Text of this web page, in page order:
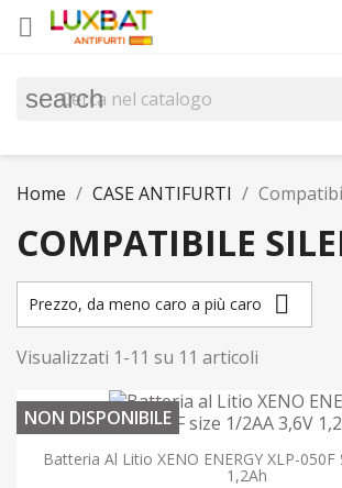

search
Home CASE ANTIFURTI
COMPATIBILE
Prezzo, da meno caro a più caro 
Visualizzati 1-11 su 11 articoli
Batteria Al Litio XENO ENERGY XLP-050F
1,2Ah
NON DISPONIBILE